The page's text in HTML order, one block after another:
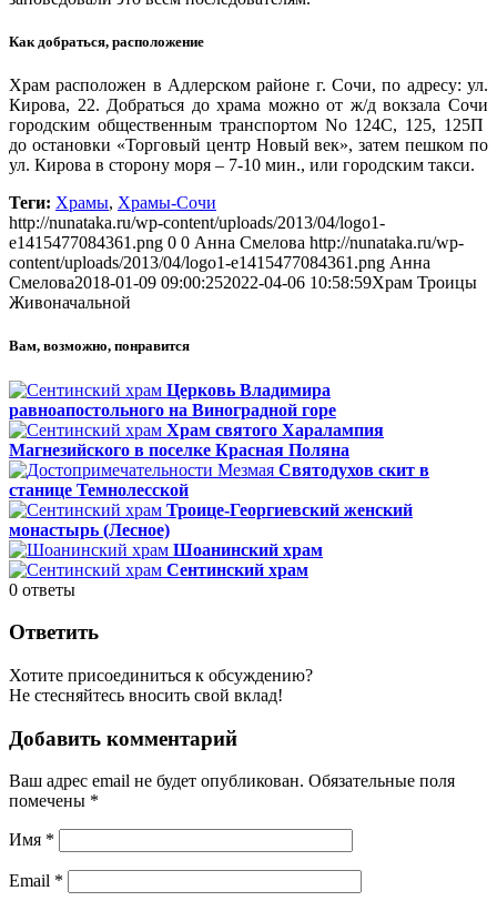
Как добраться, расположение
Храм расположен в Адлерском районе г. Сочи, по адресу: ул.
Кирова, 22. Добраться до храма можно от ж/д вокзала Сочи
городским общественным транспортом No 124С, 125, 125П
до остановки «Торговый центр Новый век», затем пешком по
ул. Кирова в сторону моря – 7-10 мин., или городским такси.
Теги: Храмы, Храмы-Сочи
http://nunataka.ru/wp-content/uploads/2013/04/logo1-
e1415477084361.png 0 0 Анна Смелова http://nunataka.ru/wp-
content/uploads/2013/04/logo1-e1415477084361.png Анна
Смелова2018-01-09 09:00:252022-04-06 10:58:59Храм Троицы
Живоначальной
Вам, возможно, понравится
Церковь Владимира
равноапостольного на Виноградной горе
Храм святого Харалампия
Магнезийского в поселке Красная Поляна
Святодухов скит в
станице Темнолесской
Троице-Георгиевский женский
монастырь (Лесное)
Шоанинский храм
Сентинский храм
0 ответы
Ответить
Хотите присоединиться к обсуждению?
Не стесняйтесь вносить свой вклад!
Добавить комментарий
Ваш адрес email не будет опубликован. Обязательные поля
помечены *
Имя *
Email *